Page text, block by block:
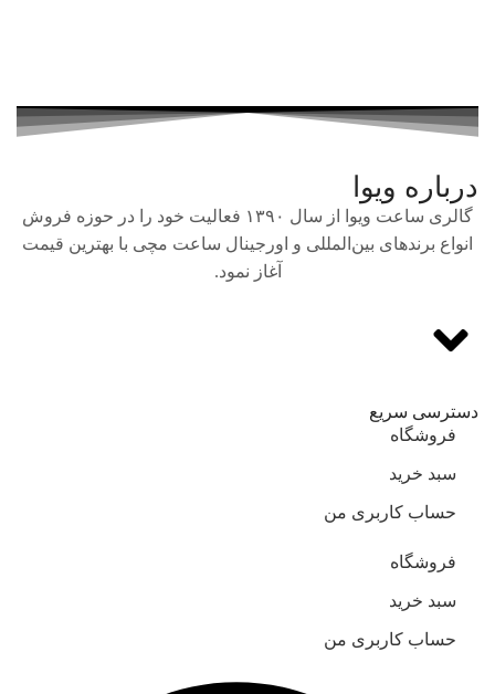
درباره ویوا
گالری ساعت ویوا از سال ۱۳۹۰ فعالیت خود را در حوزه فروش
انواع برندهای بین‌المللی و اورجینال ساعت مچی با بهترین قیمت
آغاز نمود.
دسترسی سریع
فروشگاه
سبد خرید
حساب کاربری من
فروشگاه
سبد خرید
حساب کاربری من